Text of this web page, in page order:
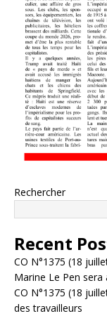
Rechercher
Recent
CO N°1375 (18
Marine Le Pen sera
CO N°1375 (18
des travailleurs